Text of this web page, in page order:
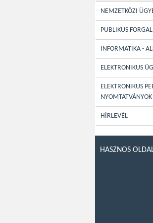
NEMZETKÖZI
PUBLIKUS
INFORMATIKA -
ELEKTRONIKUS
ELEKTRONIKUS
HÍRLEVÉL
HASZNOS